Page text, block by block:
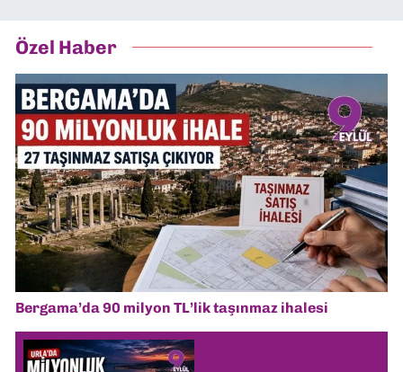
Özel Haber
Bergama’da 90 milyon TL’lik taşınmaz ihalesi